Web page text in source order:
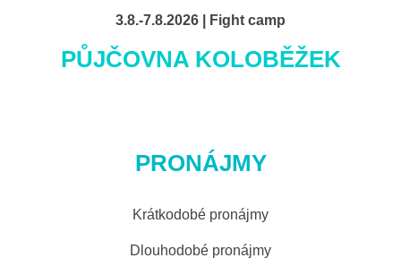
3.8.-7.8.2026 | Fight camp
PŮJČOVNA KOLOBĚŽEK
PRONÁJMY
Krátkodobé pronájmy
Dlouhodobé pronájmy